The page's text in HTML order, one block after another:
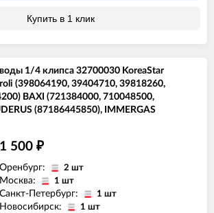
Купить в 1 клик
1/4 клипса 32700030 KoreaStar
(398064190, 39404710, 39818260,
BAXI (721384000, 710048500,
(87186445850), IMMERGAS
1 500 ₽
Оренбург: 2 шт
Москва: 1 шт
Санкт-Петербург: 1 шт
Новосибирск: 1 шт